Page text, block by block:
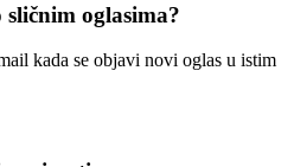
oglasima?
kada se objavi novi oglas u istim